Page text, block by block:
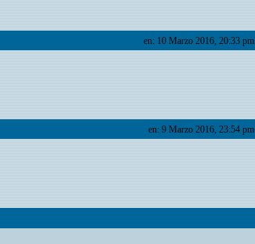
en: 10 Marzo 2016, 20:33 pm
en: 9 Marzo 2016, 23:54 pm